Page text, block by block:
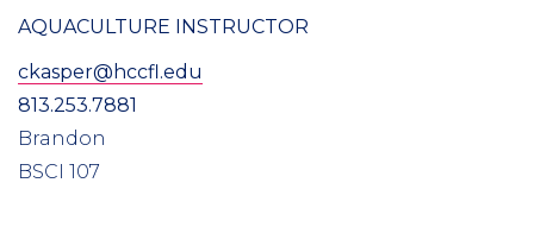
AQUACULTURE INSTRUCTOR
ckasper@hccfl.edu
813.253.7881
Brandon
BSCI 107